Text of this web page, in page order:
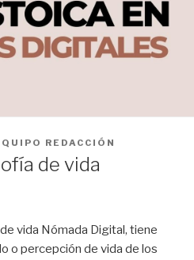
REDACCIÓN
de vida
de vida Nómada Digital, tiene
o percepción de vida de los